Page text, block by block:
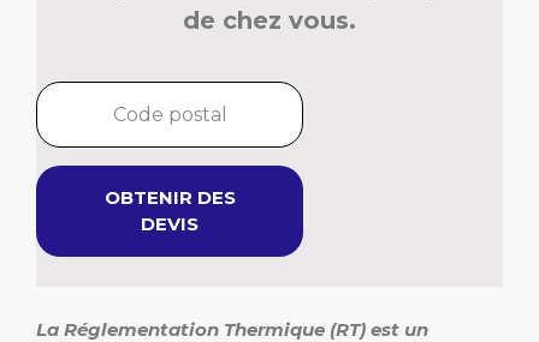
de chez vous.
OBTENIR DES
DEVIS
La Réglementation Thermique (RT) est un